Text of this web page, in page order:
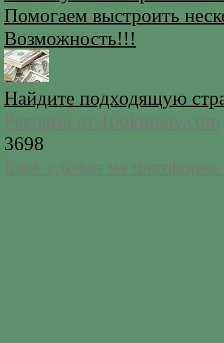
Помогаем выстроить
Возможность!!!
Найдите подходящую
Реклама от 100kursov.com
3698
Блог сделан на